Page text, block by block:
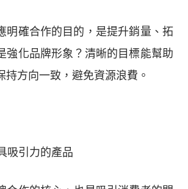
明確合作的目的，是提升銷量、拓
強化品牌形象？清晰的目標能幫助
持方向一致，避免資源浪費。
吸引力的產品